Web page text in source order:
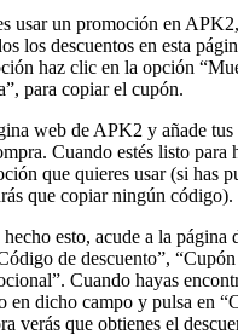
usar un promoción en
los descuentos en esta
haz clic en la opción
para copiar el cupón.
web de APK2 y añade tus
Cuando estés listo para
que quieres usar (si has
que copiar ningún código).
esto, acude a la página
de descuento”,
Cuando hayas
en dicho campo y pulsa en
verás que obtienes el